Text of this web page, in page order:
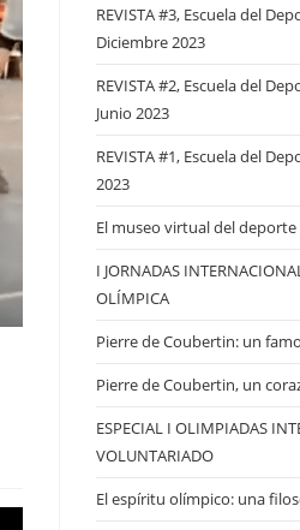
REVISTA #3, Escuela del
Diciembre 2023
REVISTA #2, Escuela del
Junio 2023
REVISTA #1, Escuela del
2023
El museo virtual del deporte
I JORNADAS
OLÍMPICA
Pierre de Coubertin: un
Pierre de Coubertin, un
ESPECIAL I OLIMPIADAS
VOLUNTARIADO
El espíritu olímpico: una